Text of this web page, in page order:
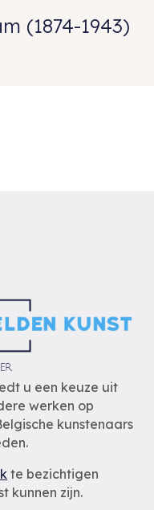
(1874-1943)
u een keuze uit
werken op
kunstenaars
te bezichtigen
kunnen zijn.